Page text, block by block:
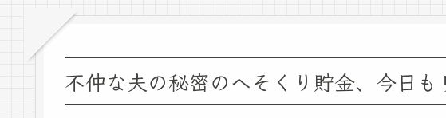
不仲な夫の秘密のへそくり貯金、今日も